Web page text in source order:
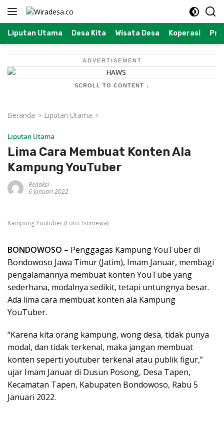
Langsung
Liputan Utama Desa Kita Wisata Desa Koperasi
ADVERTISEMENT
SCROLL TO CONTENT ↓
Beranda Liputan Utama
Liputan Utama
Lima Cara Membuat Konten Ala
Kampung YouTuber
Redaksi
6 Januari 2022
Kampung Youtuber (Foto: Istimewa)
BONDOWOSO – Penggagas Kampung YouTuber di
Bondowoso Jawa Timur (Jatim), Imam Januar, membagi
pengalamannya membuat konten YouTube yang
sederhana, modalnya sedikit, tetapi untungnya besar.
Ada lima cara membuat konten ala Kampung
YouTuber.
“Karena kita orang kampung, wong desa, tidak punya
modal, dan tidak terkenal, maka jangan membuat
konten seperti youtuber terkenal atau publik figur,”
ujar Imam Januar di Dusun Posong, Desa Tapen,
Kecamatan Tapen, Kabupaten Bondowoso, Rabu 5
Januari 2022.